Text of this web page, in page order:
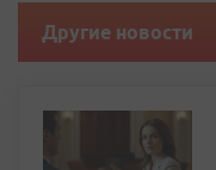
Другие новости